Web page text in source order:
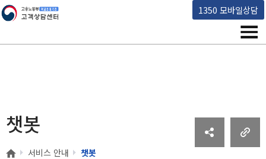
1350 모바일상담
고용노동부 책임운영기관 고객상담센터
메
챗봇
홈 서비스 안내 챗봇